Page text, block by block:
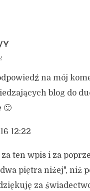
na mój
blog do
🙂
12:22
ten wpis i za
piętra niżej", niż
za